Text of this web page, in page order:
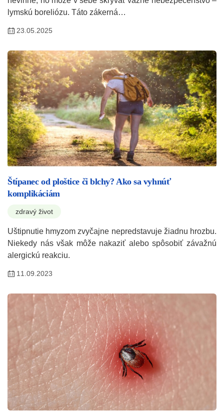
lymskú boreliózu. Táto zákerná…
23.05.2025
Štípanec od ploštice či blchy? Ako sa vyhnúť
komplikáciám
zdravý život
Uštipnutie hmyzom zvyčajne nepredstavuje žiadnu hrozbu.
Niekedy nás však môže nakaziť alebo spôsobiť závažnú
alergickú reakciu.
11.09.2023